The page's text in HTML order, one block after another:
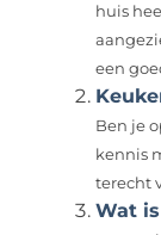
huis
een
Ben je
kennis
terecht
Wat